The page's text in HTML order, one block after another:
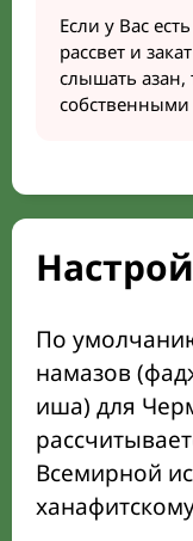
Если у Вас
рассвет и
слышать азан,
По
намазов
иша) для
Всемирной